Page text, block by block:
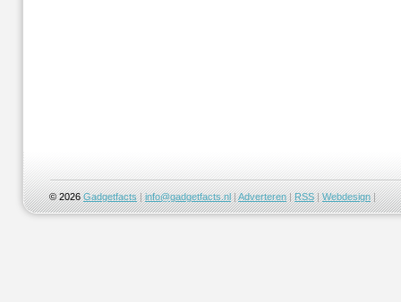
© 2026Gadgetfacts |info@gadgetfacts.nl|Adverteren|RSS|Webdesign|